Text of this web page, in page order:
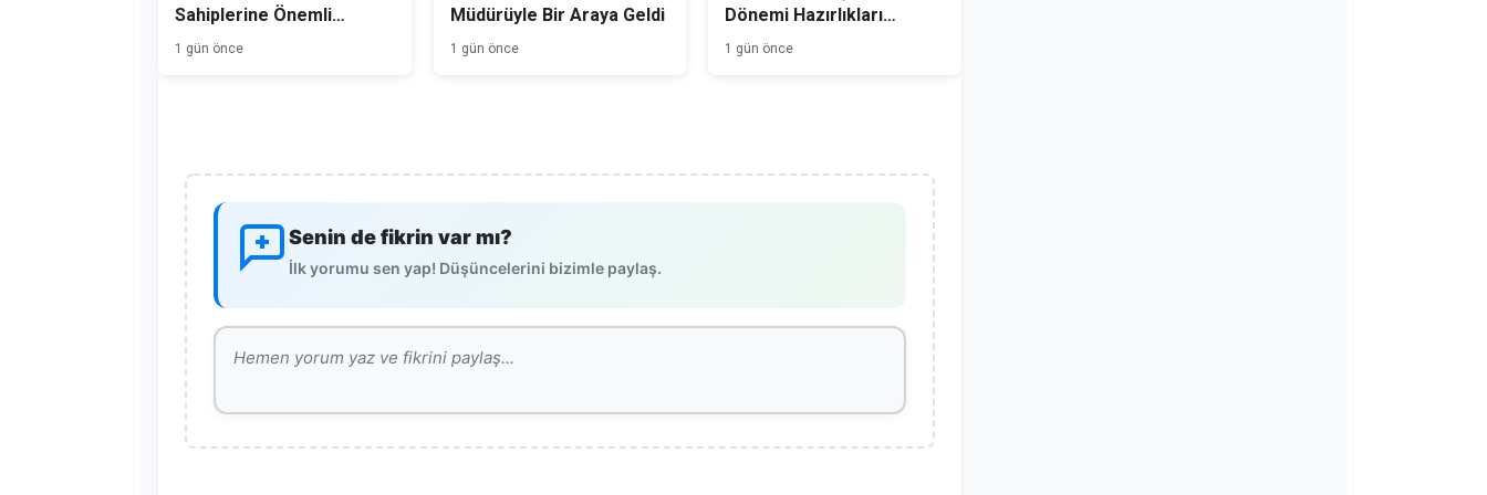
Sahiplerine Önemli
Duyuru
1 gün önce
Müdürüyle Bir Araya Geldi
1 gün önce
Dönemi Hazırlıkları
Başladı
1 gün önce
Senin de fikrin var mı?
İlk yorumu sen yap! Düşüncelerini bizimle paylaş.